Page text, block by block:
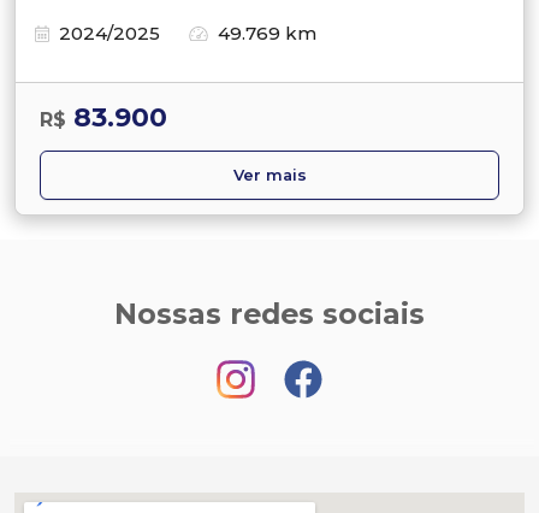
2024/2025
49.769 km
R$ 83.900
Ver mais
Nossas redes sociais